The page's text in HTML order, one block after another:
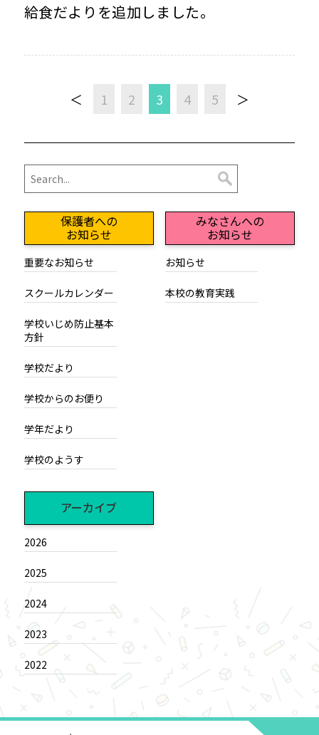
給食だよりを追加しました。
保護者への
お知らせ
重要なお知らせ
スクールカレンダー
学校いじめ防止基本
方針
学校だより
学校からのお便り
学年だより
学校のようす
みなさんへの
お知らせ
お知らせ
本校の教育実践
アーカイブ
2026
2025
2024
2023
2022
＜ 1 2 3 4 5 ＞